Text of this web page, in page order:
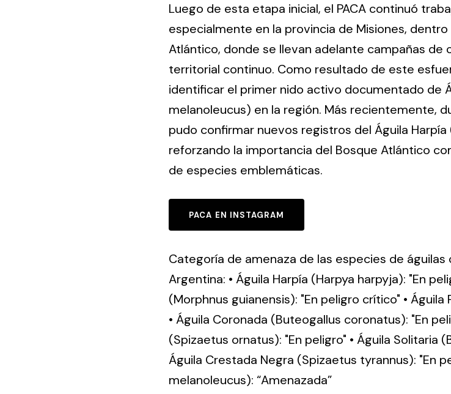
Luego de esta etapa inicial, el PACA continuó
especialmente en la provincia de Misiones,
Atlántico, donde se llevan adelante campañas de
territorial continuo. Como resultado de este
identificar el primer nido activo documentado de
melanoleucus) en la región. Más recientemente,
pudo confirmar nuevos registros del Águila
reforzando la importancia del Bosque Atlántico
de especies emblemáticas.
PACA EN INSTAGRAM
Categoría de amenaza de las especies de
Argentina: • Águila Harpía (Harpya harpyja): "En
(Morphnus guianensis): "En peligro crítico" •
• Águila Coronada (Buteogallus coronatus): "En
(Spizaetus ornatus): "En peligro" • Águila Solitaria
Águila Crestada Negra (Spizaetus tyrannus): "En
melanoleucus): “Amenazada”